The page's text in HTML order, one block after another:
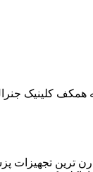
همکف کلینیک
امید تهران ، در پاییز